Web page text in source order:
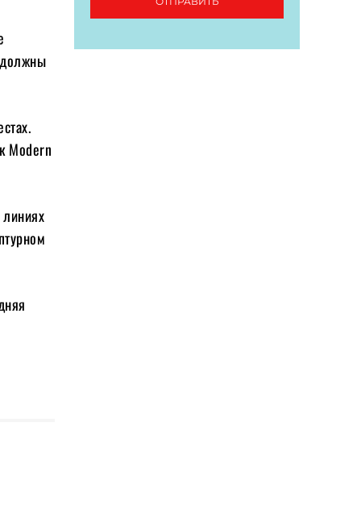
должны
Modern